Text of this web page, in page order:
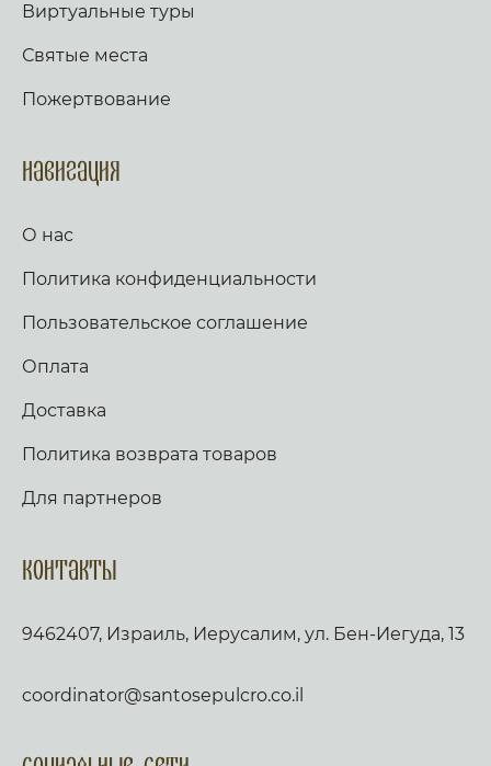
Виртуальные туры
Святые места
Пожертвование
Навигация
О нас
Политика конфиденциальности
Пользовательское соглашение
Оплата
Доставка
Политика возврата товаров
Для партнеров
Контакты
9462407, Израиль, Иерусалим, ул. Бен-Иегуда, 13
coordinator@santosepulcro.co.il